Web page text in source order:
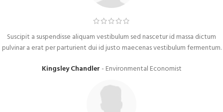
Suscipit a suspendisse aliquam vestibulum sed nascetur id massa dictum
pulvinar a erat per parturient dui id justo maecenas vestibulum fermentum.
Kingsley Chandler Environmental Economist